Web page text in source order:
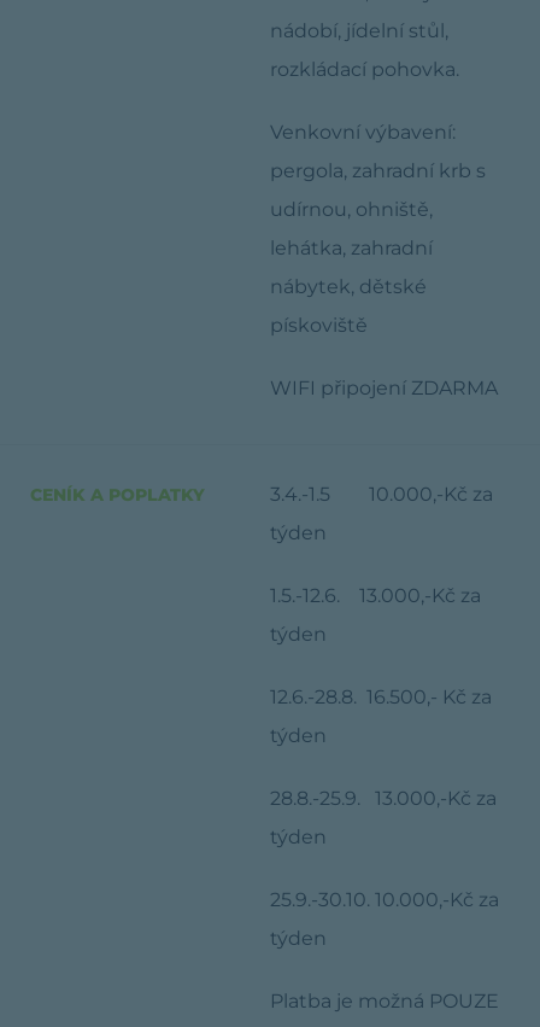
nádobí, jídelní stůl,
rozkládací pohovka.
Venkovní výbavení:
pergola, zahradní krb s
udírnou, ohniště,
lehátka, zahradní
nábytek, dětské
pískoviště
WIFI připojení ZDARMA
CENÍK A POPLATKY
3.4.-1.5 10.000,-Kč za
týden
1.5.-12.6. 13.000,-Kč za
týden
12.6.-28.8. 16.500,- Kč za
týden
28.8.-25.9. 13.000,-Kč za
týden
25.9.-30.10. 10.000,-Kč za
týden
Platba je možná POUZE